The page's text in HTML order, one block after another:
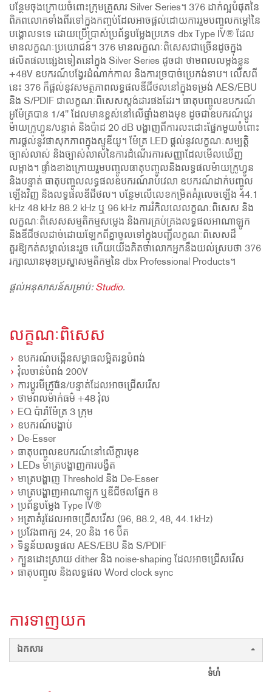
បន្ថែមចុងក្រោយចំពោះក្រុមគ្រួសារ Silver Series។ 376 ដាក់ល្អបំផុតនៃ
ពិភពលោកទាំងពីរទៅក្នុងកញ្ចប់ដែលអាចផ្តល់ដោយការរួមបញ្ចូលកម្ដៅនៃ
បង្គោលទទេ ដោយប្រើប្រាស់ប្រព័ន្ធបម្លែងប្រភេទ dbx Type IV® ដែល
មានលក្ខណៈប្រយោជន៍។ 376 មានលក្ខណៈពិសេសជាច្រើនដូចក្នុង
ផលិតផលផ្សេងទៀតនៅក្នុង Silver Series ដូចជា ថាមពលលម្អងខ្លួន
+48V ឧបករណ៍បង្វែរដំណាក់កាល និងការច្របាច់ប្រេកង់ទាប។ លើសពី
នេះ 376 ក៏ផ្តល់នូវសមត្ថភាពលទ្ធផលឌីជីថលនៅក្នុងទម្រង់ AES/EBU
និង S/PDIF ជាលក្ខណៈពិសេសស្តង់ដារផងដែរ។ ធាតុបញ្ចូលឧបករណ៍
អូម៉ែត្របាន 1/4" ដែលមានខ្ពស់នៅលើផ្ទាំងខាងមុខ ដូចជាឧបករណ៍ប្តូរ
ម៉ាយក្រូហ្វូន/បន្ទាត់ និងប៉ាដ 20 dB បង្ហាញពីការលះដោះផ្នែកមួយចំពោះ
ការផ្តល់នូវផាសុកភាពក្នុងស្ទូឌីយូ។ ម៉ែត្រ LED ផ្តល់នូវលក្ខណៈសម្បត្តិ
ច្បាស់លាស់ និងច្បាស់លាស់នៃការដំណើរការសញ្ញាដែលមើលឃើញ
លម្អាង។ ផ្ទាំងខាងក្រោយរួមបញ្ចូលធាតុបញ្ចូលនិងលទ្ធផលម៉ាយក្រូហ្វូន
និងបន្ទាត់ ធាតុបញ្ចូលលទ្ធផលឧបករណ៍រាប់វេលា ឧបករណ៍ដាក់បញ្ចូល
ឡើងវិញ និងលទ្ធផលឌីជីថល។ បន្ថែមលើលេខកម្រិតគំរូលេចឡើង 44.1
kHz 48 kHz 88.2 kHz ឬ 96 kHz ការរំកិលលេលក្ខណៈពិសេស និង
លក្ខណៈពិសេសសម្មតិកម្មសម្លេង និងការគ្រប់គ្រងលទ្ធផលអាណាឡូក
និងឌីជីថលដាច់ដោយឡែកពីគ្នាចូលទៅក្នុងបញ្ជីលក្ខណៈពិសេសដ៏
គួរឱ្យកត់សម្គាល់នេះរួច ហើយយើងគិតថាលោកអ្នកនឹងយល់ស្របថា 376
រក្សាឈានមុខប្រស្នាសម្មតិកម្មនៃ dbx Professional Products។
ផ្តល់អនុសាសន៍សម្រាប់: Studio.
លក្ខណៈពិសេស
ឧបករណ៍បង្កើនសម្ពាធលម្អិតរន្ធបំពង់
វ៉ុលចាន់បំពង់ 200V
ការប្តូរមីក្រូផోន/បន្ទាត់ដែលអាចជ្រើសរើស
ថាមពលម៉ាក់ធម៌ +48 វ៉ុល
EQ ប៉ារ៉ាម៉ែត្រ 3 ក្រុម
ឧបករណ៍បង្ហាប់
De-Esser
ធាតុបញ្ចូលឧបករណ៍នៅលើក្តារមុខ
LEDs មាត្របង្ហាញការបង្វឺត
មាត្របង្ហាញ Threshold និង De-Esser
មាត្របង្ហាញអាណាឡូក ឬឌីជីថលផ្នែក 8
ប្រព័ន្ធបម្លែង Type IV®
អត្រាគំរូដែលអាចជ្រើសរើស (96, 88.2, 48, 44.1kHz)
ប្រវែងពាក្យ 24, 20 និង 16 ប៊ីត
ទិន្នន័យលទ្ធផល AES/EBU និង S/PDIF
ក្បួនដោះស្រាយ dither និង noise-shaping ដែលអាចជ្រើសរើស
ធាតុបញ្ចូល និងលទ្ធផល Word clock sync
ការទាញយក
ឯកសារ
ទំហំ